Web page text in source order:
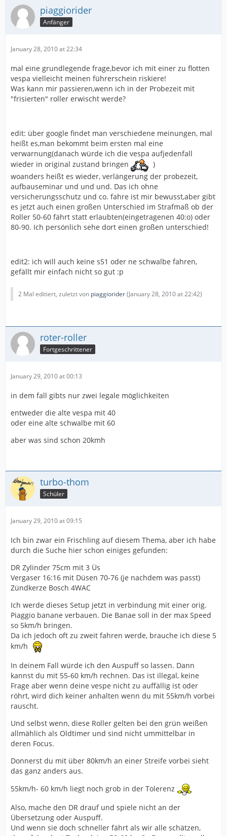
piaggiorider
Anfänger
January 28, 2010 at 22:34
mal eine grundlegende frage,bevor ich mit einer zu flotten
vespa vielleicht meinen führerschein riskiere!
Was kann mir passieren,wenn ich in der Probezeit mit
"frisierten" roller erwischt werde?
edit: über google findet man verschiedene meinungen, mal
heißt es,man bekommt beim ersten mal eine
verwarnung(danach würde ich die vespa aufjedenfall
wieder in original zustand bringen
)
woanders heißt es wieder, verlängerung der probezeit,
aufbauseminar und und und. Das ich ohne
versicherungsschutz und co. fahre ist mir bewusst,aber gibt
es jetzt auch einen großen Unterschied im Strafmaß ob der
Roller 50-60 fährt statt erlaubten(eingetragenen 40:o) oder
80-90. Ich persönlich sehe dort einen großen unterschied!
edit2: ich will auch keine s51 oder ne schwalbe fahren,
gefällt mir einfach nicht so gut :p
2 Mal editiert, zuletzt von piaggiorider(January 28, 2010 at 22:42)
roter-roller
Fortgeschrittener
January 29, 2010 at 00:13
in dem fall gibts nur zwei legale möglichkeiten
entweder die alte vespa mit 40
oder eine alte schwalbe mit 60
aber was sind schon 20kmh
turbo-thom
Schüler
January 29, 2010 at 09:15
Ich bin zwar ein Frischling auf diesem Thema, aber ich habe
durch die Suche hier schon einiges gefunden:
DR Zylinder 75cm mit 3 Üs
Vergaser 16:16 mit Düsen 70-76 (je nachdem was passt)
Zündkerze Bosch 4WAC
Ich werde dieses Setup jetzt in verbindung mit einer orig.
Piaggio banane verbauen. Die Banae soll in der max Speed
so 5km/h bringen.
Da ich jedoch oft zu zweit fahren werde, brauche ich diese 5
km/h
In deinem Fall würde ich den Auspuff so lassen. Dann
kannst du mit 55-60 km/h rechnen. Das ist illegal, keine
Frage aber wenn deine vespe nicht zu auffällig ist oder
röhrt, wird dich keiner anhalten wenn du mit 55km/h vorbei
rauscht.
Und selbst wenn, diese Roller gelten bei den grün weißen
allmählich als Oldtimer und sind nicht ummittelbar in
deren Focus.
Donnerst du mit über 80km/h an einer Streife vorbei sieht
das ganz anders aus.
55km/h- 60 km/h liegt noch grob in der Tolerenz
Also, mache den DR drauf und spiele nicht an der
Übersetzung oder Auspuff.
Und wenn sie doch schneller fährt als wir alle schätzen,